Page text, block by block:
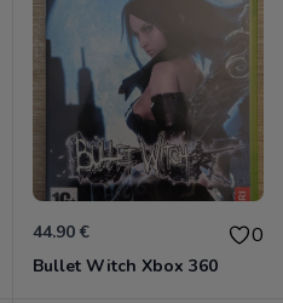
44.90 € 0
Bullet Witch Xbox 360